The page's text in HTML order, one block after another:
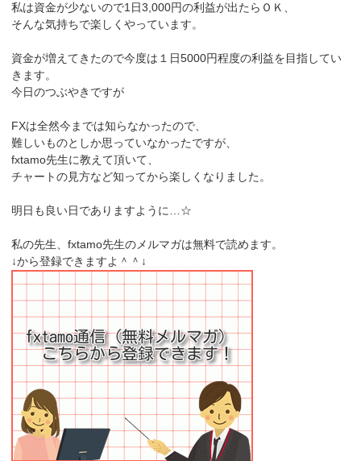
私は資金が少ないので1日3,000円の利益が出たらＯＫ、
そんな気持ちで楽しくやっています。
資金が増えてきたので今度は１日5000円程度の利益を目指してい
きます。
今日のつぶやきですが
FXは全然今までは知らなかったので、
難しいものとしか思っていなかったですが、
fxtamo先生に教えて頂いて、
チャートの見方など知ってから楽しくなりました。
明日も良い日でありますように…☆
私の先生、fxtamo先生のメルマガは無料で読めます。
↓から登録できますよ＾＾↓